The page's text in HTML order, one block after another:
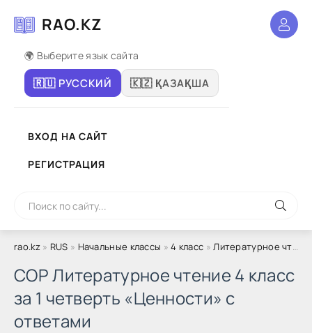
RAO.KZ
🌍 Выберите язык сайта
🇷🇺 РУССКИЙ 🇰🇿 ҚАЗАҚША
ВХОД НА САЙТ
РЕГИСТРАЦИЯ
rao.kz» RUS » Начальные классы »4 класс »Литературное чтение
СОР Литературное чтение 4 класс
за 1 четверть «Ценности» с
ответами